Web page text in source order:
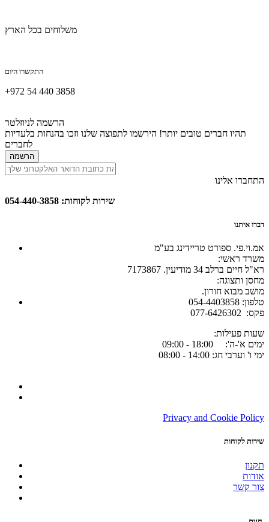
משלוחים בכל הארץ
התקשרו היום
+972 54 440 3858
הרשמה לניוזלטר
תהיו חברים טובים יותר! הירשמו לתפוצה שלנו וזכו בהנחות בלעדיות
לחברים
הרשמה
התחברו אלינו
שירות לקוחות: 054-440-3858
דברו איתנו
אמ.וי.פי. ספורט טריידינג בע"מ
:משרד ראשי
רא"ל חיים ברלב 34 מודיעין. 7173867
:מחסן ותצוגה
.מושב מבוא חורון
054-4403858 :טלפון
077-6426302 :פקס
:שעות פעילות
ימים א'-ה': 18:00 - 09:00
ימי ו' וערבי חג: 14:00 - 08:00
Privacy and Cookie Policy
שירות לקוחות
תקנון
אודות
צור קשר